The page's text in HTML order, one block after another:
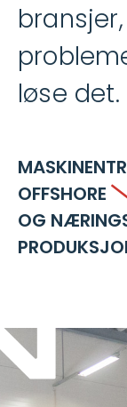
løse det.
OFFSHORE
OG